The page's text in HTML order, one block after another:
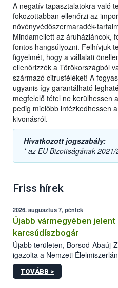
A negatív tapasztalatokra való
fokozottabban ellenőrzi az
növényvédőszermaradék-
Mindamellett az áruházláncok,
fontos hangsúlyozni. Felhívjuk
figyelmét, hogy a vállalati
ellenőrizzék a Törökországból
származó citrusféléket! A
ugyanis így garantálható
megfelelő tétel ne kerülhessen
pedig mielőbb intézkedhessen
kivonásról.
Hivatkozott jogszabály:
* az EU Bizottságának
Friss hírek
2026. augusztus 7, péntek
Újabb vármegyében
karcsúdíszbogár
Újabb területen, Borsod-Abaúj-
igazolta a Nemzeti
kőrisrontó karcsúdíszbogár
kártevőt nem csak
TOVÁBB >